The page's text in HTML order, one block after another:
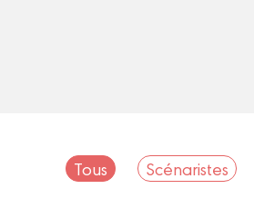
Tous Scénaristes